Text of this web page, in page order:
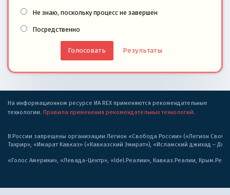
Не знаю, поскольку процесс не завершён
Посредственно
Результаты
На информационном ресурсе ИА REX применяются рекомендательные
технологии. Правила применения рекомендательных технологий.
В России запрещены организации Легион «Свобода России» («Легион
Тахрир», «Имарат Кавказ» («Кавказский Эмират»), «Исламский джихад –
«Голос Америки», «Левада-Центр», «Idel.Реалии», Кавказ.Реалии,